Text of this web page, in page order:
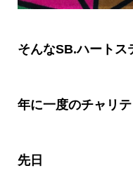
そんなSB.ハートス
年に一度のチャリ
先日